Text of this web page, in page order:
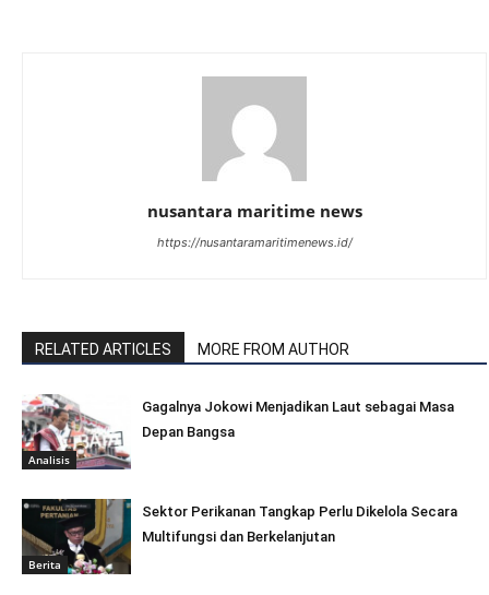
nusantara maritime news
https://nusantaramaritimenews.id/
RELATED ARTICLES MORE FROM AUTHOR
Analisis
Gagalnya Jokowi Menjadikan Laut sebagai Masa
Depan Bangsa
Berita
Sektor Perikanan Tangkap Perlu Dikelola Secara
Multifungsi dan Berkelanjutan